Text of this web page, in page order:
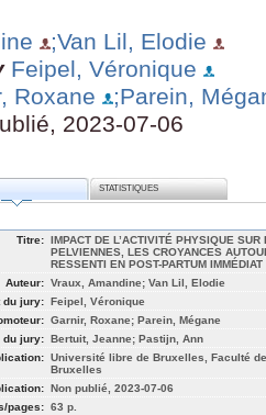
;Van Lil, Elodie
Feipel, Véronique
Roxane
;Parein,
2023-07-06
STATISTIQUES
Titre: IMPACT DE L’ACTIVITÉ PHYSIQUE
PELVIENNES, LES CROYANCES
RESSENTI EN POST-PARTUM
Auteur: Vraux, Amandine; Van Lil, Elodie
du jury: Feipel, Véronique
Garnir, Roxane; Parein, Mégane
du jury: Bertuit, Jeanne; Pastijn, Ann
Université libre de Bruxelles, Faculté
Bruxelles
Non publié, 2023-07-06
pages: 63 p.